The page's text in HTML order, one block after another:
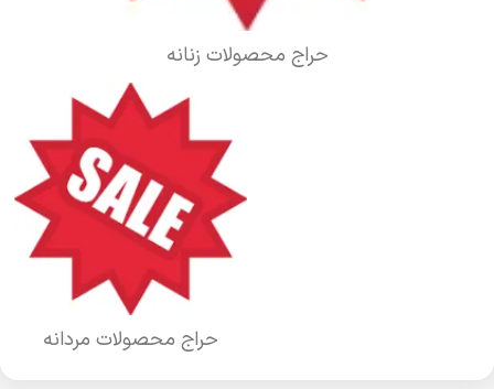
حراج محصولات زنانه
حراج محصولات مردانه